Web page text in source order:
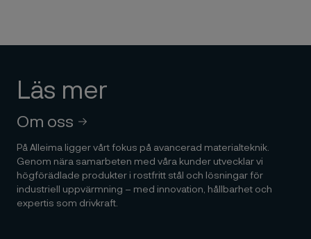
Läs mer
Om oss
På Alleima ligger vårt fokus på avancerad materialteknik.
Genom nära samarbeten med våra kunder utvecklar vi
högförädlade produkter i rostfritt stål och lösningar för
industriell uppvärmning – med innovation, hållbarhet och
expertis som drivkraft.